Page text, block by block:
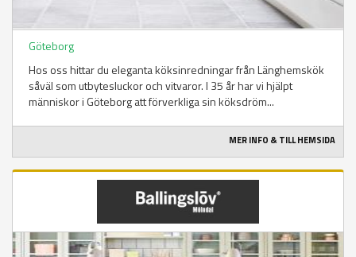
Göteborg
Hos oss hittar du eleganta köksinredningar från Länghemskök
såväl som utbytesluckor och vitvaror. I 35 år har vi hjälpt
människor i Göteborg att förverkliga sin köksdröm...
MER INFO & TILL HEMSIDA